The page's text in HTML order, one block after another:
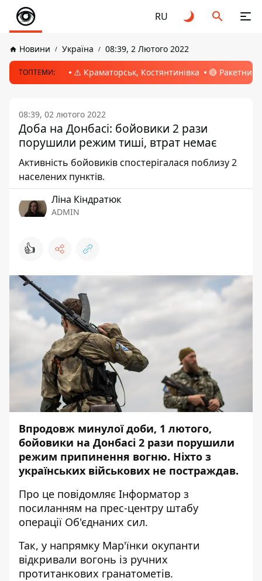
RU
Новини Україна 08:39, 2 Лютого 2022
ТОПТЕМИ: ⚠️ Краматорськ, Костянтинівка 🔴 Ракетний
08:39, 02 лютого 2022
Доба на Донбасі: бойовики 2 рази
порушили режим тиші, втрат немає
Активність бойовиків спостерігалася поблизу 2
населених пунктів.
Ліна Кіндратюк
ADMIN
👍
Впродовж минулої доби, 1 лютого,
бойовики на Донбасі 2 рази порушили
режим припинення вогню. Ніхто з
українських військових не постраждав.
Про це повідомляє Інформатор з
посиланням на прес-центру штабу
операції Об'єднаних сил.
Так, у напрямку Мар'їнки окупанти
відкривали вогонь із ручних
протитанкових гранатометів.